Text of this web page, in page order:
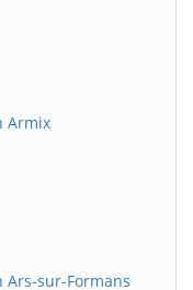
Armix
sur-Formans